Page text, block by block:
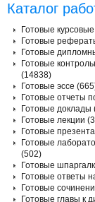
Каталог
Готовые
Готовые
Готовые
Готовые
(14838)
Готовые эссе
Готовые отчеты
Готовые доклады
Готовые лекции
Готовые
Готовые
(502)
Готовые
Готовые ответы
Готовые
Готовые главы к